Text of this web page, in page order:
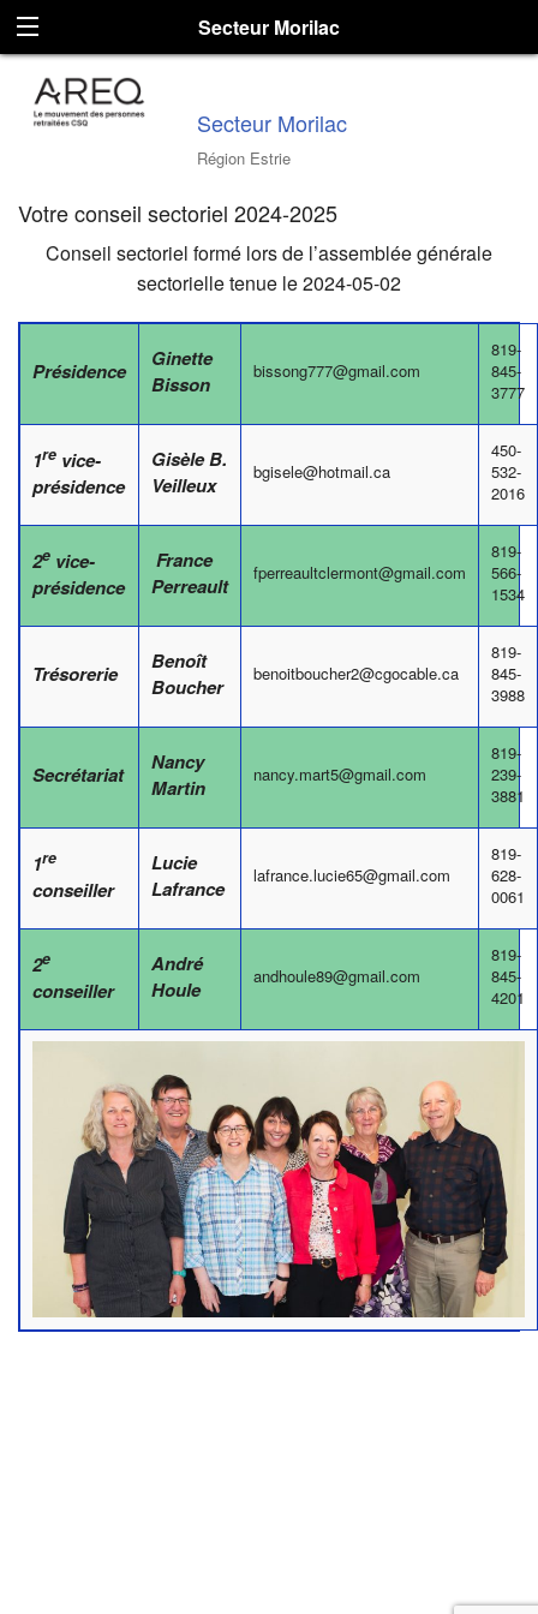
Secteur Morilac
Secteur Morilac
Région Estrie
Votre conseil sectoriel 2024-2025
Conseil sectoriel formé lors de l’assemblée générale
sectorielle tenue le 2024-05-02
Présidence
Ginette
Bisson
bissong777@gmail.com
819-
845-
3777
1re vice-
présidence
Gisèle B.
Veilleux
bgisele@hotmail.ca
450-
532-
2016
2e vice-
présidence
France
Perreault
fperreaultclermont@gmail.com
819-
566-
1534
Trésorerie
Benoît
Boucher
benoitboucher2@cgocable.ca
819-
845-
3988
Secrétariat
Nancy
Martin
nancy.mart5@gmail.com
819-
239-
3881
1re
conseiller
Lucie
Lafrance
lafrance.lucie65@gmail.com
819-
628-
0061
2e
conseiller
André
Houle
andhoule89@gmail.com
819-
845-
4201